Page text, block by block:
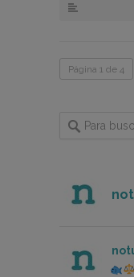
Página 1 de 4